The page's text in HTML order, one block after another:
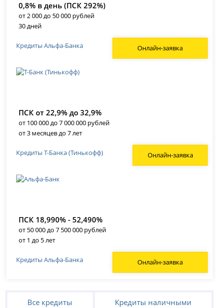
0,8% в день (ПСК 292%)
от 2 000 до 50 000 рублей
30 дней
Онлайн-заявка
Кредиты Альфа-Банка
ПСК от 22,9% до 32,9%
от 100 000 до 7 000 000 рублей
от 3 месяцев до 7 лет
Онлайн-заявка
Кредиты Т-Банка (Тинькофф)
ПСК 18,990% - 52,490%
от 50 000 до 7 500 000 рублей
от 1 до 5 лет
Онлайн-заявка
Кредиты Альфа-Банка
Все кредиты Кредиты наличными